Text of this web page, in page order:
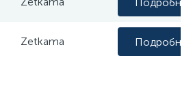
Zetkama Подробнее